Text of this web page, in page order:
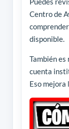
Centro de
disponible.
También
cuenta
Eso mejora